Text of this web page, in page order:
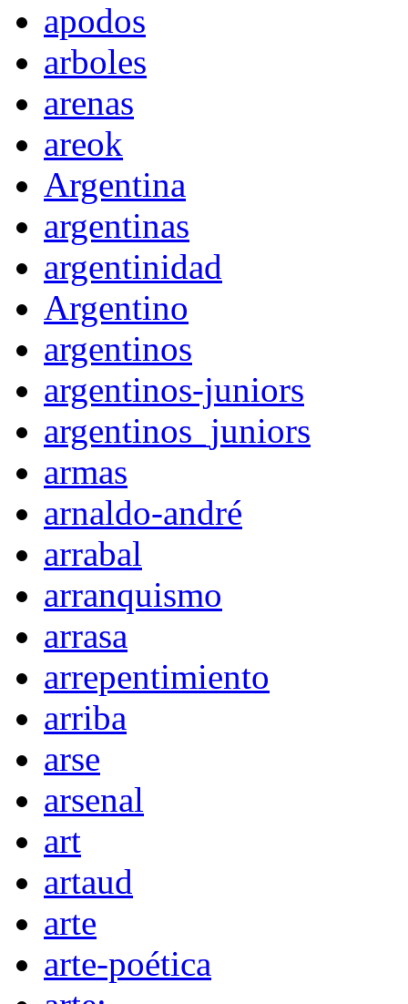
apodos
arboles
arenas
areok
Argentina
argentinas
argentinidad
Argentino
argentinos
argentinos-juniors
argentinos_juniors
armas
arnaldo-andré
arrabal
arranquismo
arrasa
arrepentimiento
arriba
arse
arsenal
art
artaud
arte
arte-poética